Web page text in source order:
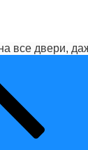
все двери,